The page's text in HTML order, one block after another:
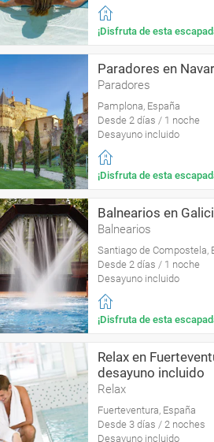
¡Disfruta de esta
Paradores en
Paradores
Pamplona, España
Desde 2 días / 1 noche
Desayuno incluido
¡Disfruta de esta
Balnearios en
Balnearios
Santiago de Compostela,
Desde 2 días / 1 noche
Desayuno incluido
¡Disfruta de esta
Relax en
desayuno incluido
Relax
Fuerteventura, España
Desde 3 días / 2 noches
Desayuno incluido